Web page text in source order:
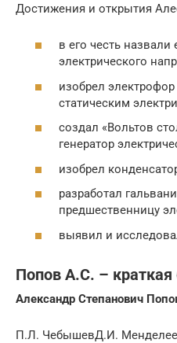
Достижения и открытия
в его честь
электрического
изобрел
статическим
создал «Вольтов
генератор
изобрел
разработал
предшественницу
выявил и
Попов А.С. – краткая
Александр Степанович
П.Л. ЧебышевД.И.